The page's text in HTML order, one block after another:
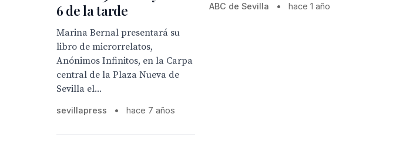
ABC de Sevilla • hace 1 año
6 de la tarde
Marina Bernal presentará su
libro de microrrelatos,
Anónimos Infinitos, en la Carpa
central de la Plaza Nueva de
Sevilla el...
sevillapress • hace 7 años